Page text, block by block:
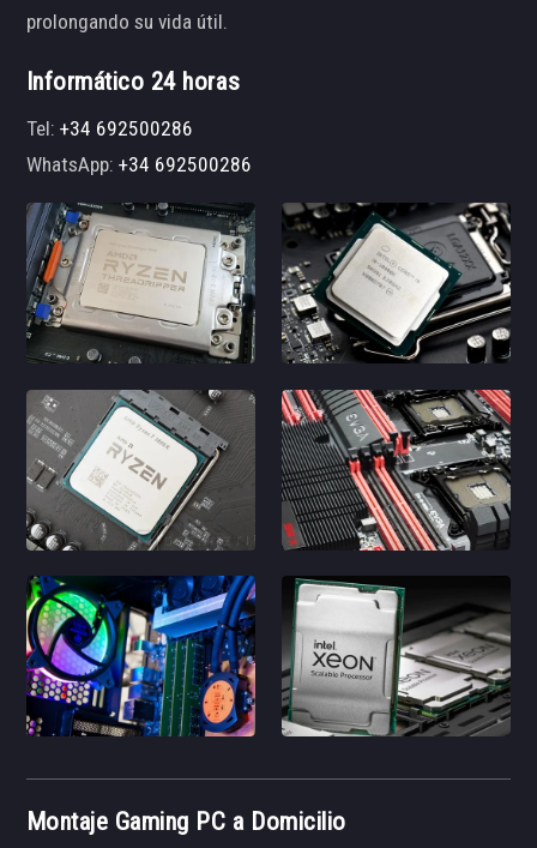
prolongando su vida útil.
Informático 24 horas
Tel:+34 692500286
WhatsApp:+34 692500286
Montaje Gaming PC a Domicilio